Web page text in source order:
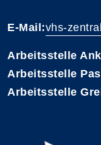
E-Mail:vhs-
Arbeitsstelle
Arbeitsstelle
Arbeitsstelle